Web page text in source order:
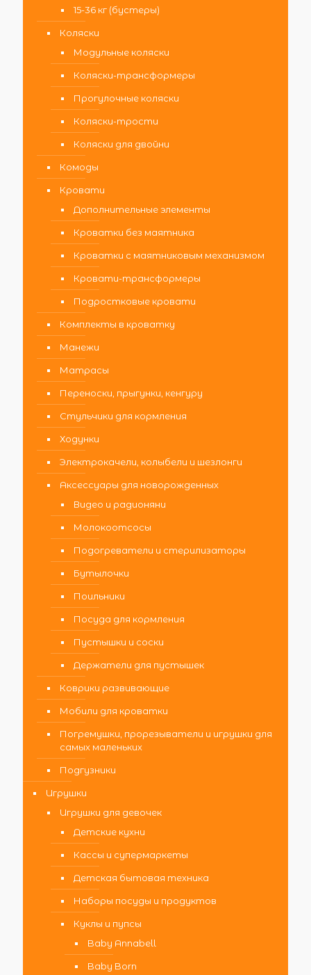
15-36 кг (бустеры)
Коляски
Модульные коляски
Коляски-трансформеры
Прогулочные коляски
Коляски-трости
Коляски для двойни
Комоды
Кровати
Дополнительные элементы
Кроватки без маятника
Кроватки с маятниковым механизмом
Кровати-трансформеры
Подростковые кровати
Комплекты в кроватку
Манежи
Матрасы
Переноски, прыгунки, кенгуру
Стульчики для кормления
Ходунки
Электрокачели, колыбели и шезлонги
Аксессуары для новорожденных
Видео и радионяни
Молокоотсосы
Подогреватели и стерилизаторы
Бутылочки
Поильники
Посуда для кормления
Пустышки и соски
Держатели для пустышек
Коврики развивающие
Мобили для кроватки
Погремушки, прорезыватели и игрушки для
самых маленьких
Подгузники
Игрушки
Игрушки для девочек
Детские кухни
Кассы и супермаркеты
Детская бытовая техника
Наборы посуды и продуктов
Куклы и пупсы
Baby Annabell
Baby Born